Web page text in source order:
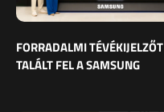
FORRADALMI TÉVÉKIJELZŐT
TALÁLT FEL A SAMSUNG